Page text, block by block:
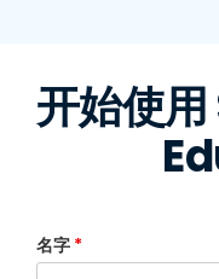
开始使
名字 *